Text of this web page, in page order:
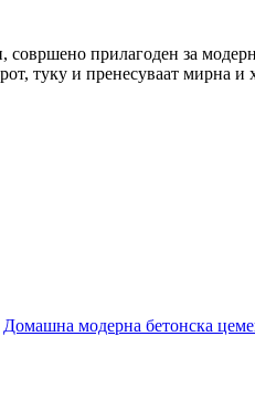
совршено прилагоден за
туку и пренесуваат мирна
Домашна модерна бетонска